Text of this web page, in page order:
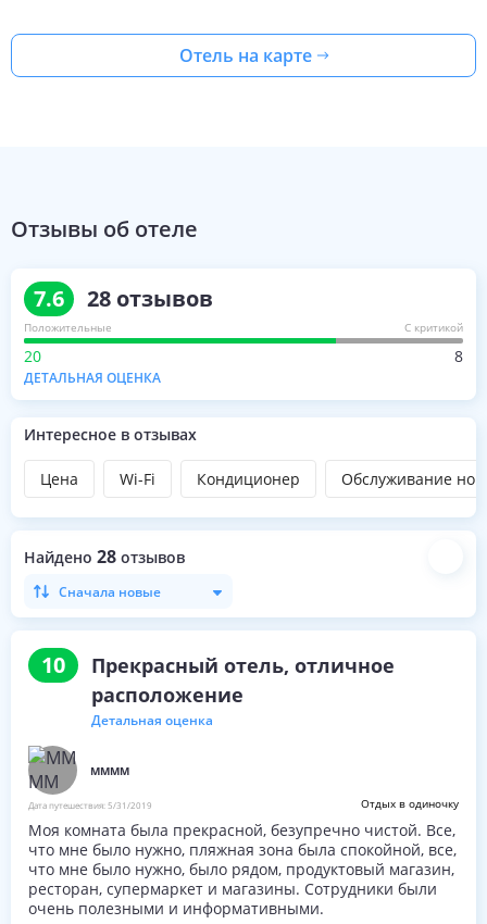
Отель на карте
Отзывы об отеле
7.6 28 отзывов
Положительные С критикой
20 8
ДЕТАЛЬНАЯ ОЦЕНКА
Интересное в отзывах
Цена Wi-Fi Кондиционер Обслуживание
Найдено 28 отзывов
Сначала новые
10
Прекрасный отель, отличное
расположение
Детальная оценка
MMMM
Дата путешествия:5/31/2019 Отдых в одиночку
Моя комната была прекрасной, безупречно чистой. Все,
что мне было нужно, пляжная зона была спокойной, все,
что мне было нужно, было рядом, продуктовый магазин,
ресторан, супермаркет и магазины. Сотрудники были
очень полезными и информативными.